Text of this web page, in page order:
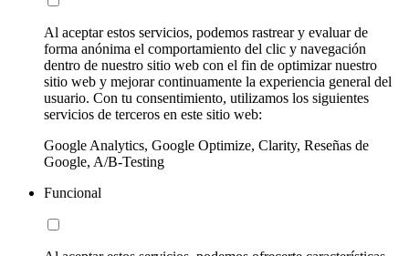
Al aceptar estos servicios, podemos rastrear y evaluar de
forma anónima el comportamiento del clic y navegación
dentro de nuestro sitio web con el fin de optimizar nuestro
sitio web y mejorar continuamente la experiencia general del
usuario. Con tu consentimiento, utilizamos los siguientes
servicios de terceros en este sitio web:
Google Analytics, Google Optimize, Clarity, Reseñas de
Google, A/B-Testing
Funcional